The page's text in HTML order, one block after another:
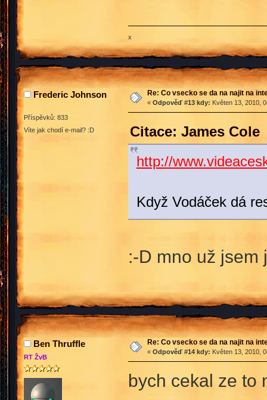
x
Frederic Johnson
Příspěvků: 833
Víte jak chodí e-mail? :D
Re: Co vsecko se da na najit na
« Odpověď #13 kdy: Květen 13, 2010,
Citace: James Cole
http://
Když Vodáček dá
:-D mno už
Ben Thruffle
RT ŽvB
Re: Co vsecko se da na najit na
« Odpověď #14 kdy: Květen 13, 2010,
bych cekal ze to